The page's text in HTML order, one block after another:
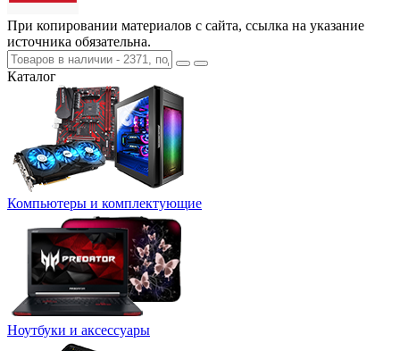
При копировании материалов с сайта, ссылка на указание
источника обязательна.
Каталог
Компьютеры и комплектующие
Ноутбуки и аксессуары